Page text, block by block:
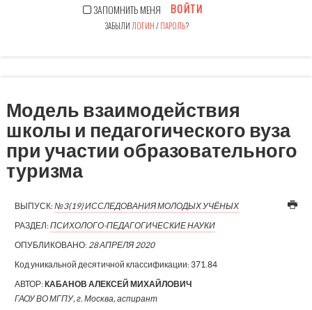
ЗАПОМНИТЬ МЕНЯ ВОЙТИ
ЗАБЫЛИ ЛОГИН/ПАРОЛЬ?
Модель взаимодействия
школы и педагогического вуза
при участии образовательного
туризма
ВЫПУСК:№3(19) ИССЛЕДОВАНИЯ МОЛОДЫХ УЧЁНЫХ
РАЗДЕЛ:ПСИХОЛОГО-ПЕДАГОГИЧЕСКИЕ НАУКИ
ОПУБЛИКОВАНО: 28 АПРЕЛЯ 2020
Код уникальной десятичной классификации: 371.84
АВТОР:КАБАНОВ АЛЕКСЕЙ МИХАЙЛОВИЧ
ГАОУ ВО МГПУ, г. Москва, аспирант